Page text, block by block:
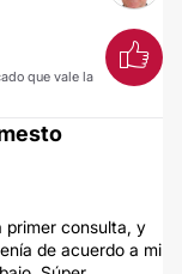
que vale la
primer consulta, y
de acuerdo a mi